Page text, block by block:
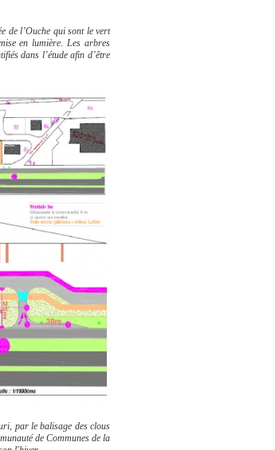
de l’Ouche qui sont le vert
en lumière. Les arbres
dans l’étude afin d’être
par le balisage des clous
de Communes de la